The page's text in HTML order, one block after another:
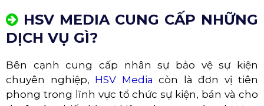
HSV MEDIA CUNG CẤP NHỮNG
DỊCH VỤ GÌ?
Bên cạnh cung cấp nhân sự bảo vệ sự kiện
chuyên nghiệp, HSV Media còn là đơn vị tiên
phong trong lĩnh vực tổ chức sự kiện, bán và cho